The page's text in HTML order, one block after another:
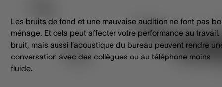
Les bruits de fond et une mauvaise audition ne font pas
ménage. Et cela peut affecter votre performance au travail.
bruit, mais aussi l’acoustique du bureau peuvent rendre
conversation avec des collègues ou au téléphone moins
fluide.